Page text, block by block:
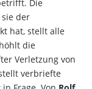
Die
der
hat, stellt alle
die
Verletzung von
verbriefte